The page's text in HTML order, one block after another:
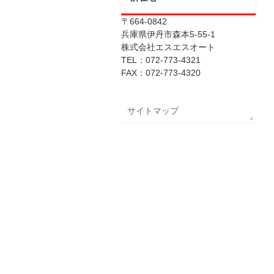
〒664-0842
兵庫県伊丹市森本5-55-1
株式会社エスエスオート
TEL：072-773-4321
FAX：072-773-4320
サイトマップ